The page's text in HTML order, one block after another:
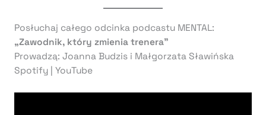
Posłuchaj całego odcinka podcastu MENTAL:
„Zawodnik, który zmienia trenera”
Prowadzą: Joanna Budzis i Małgorzata Sławińska
Spotify | YouTube